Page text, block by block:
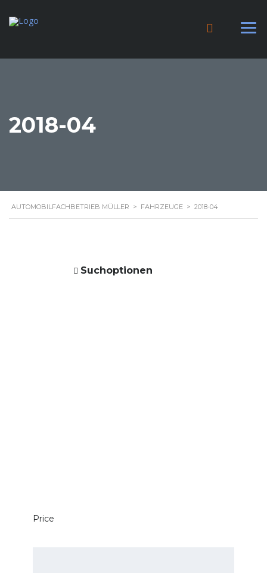
2018-04
AUTOMOBILFACHBETRIEB MÜLLER > FAHRZEUGE > 2018-04
Suchoptionen
Price